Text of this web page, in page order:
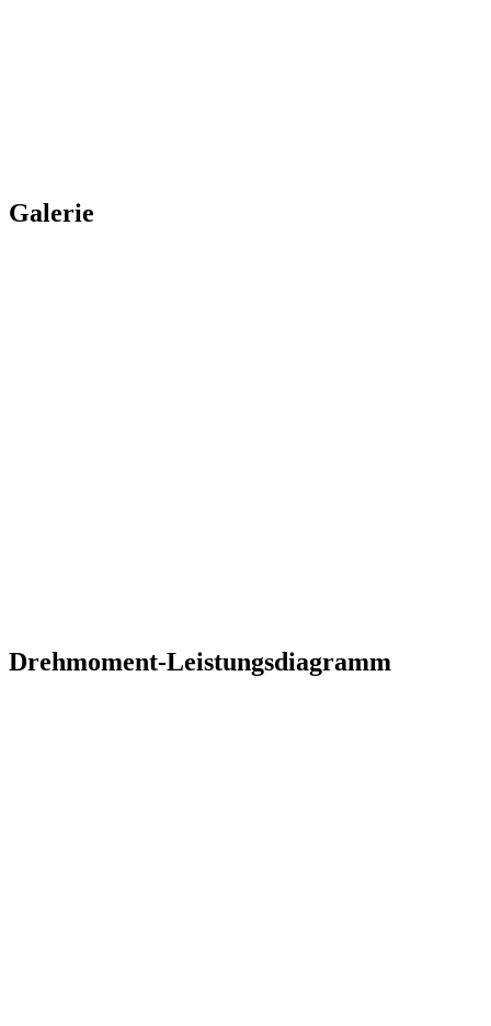
Galerie
Drehmoment-Leistungsdiagramm